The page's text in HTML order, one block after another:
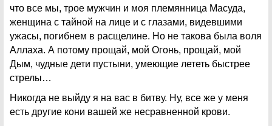
что все мы, трое мужчин и моя племянница Масуда,
женщина с тайной на лице и с глазами, видевшими
ужасы, погибнем в расщелине. Но не такова была воля
Аллаха. А потому прощай, мой Огонь, прощай, мой
Дым, чудные дети пустыни, умеющие лететь быстрее
стрелы…
Никогда не выйду я на вас в битву. Ну, все же у меня
есть другие кони вашей же несравненной крови.